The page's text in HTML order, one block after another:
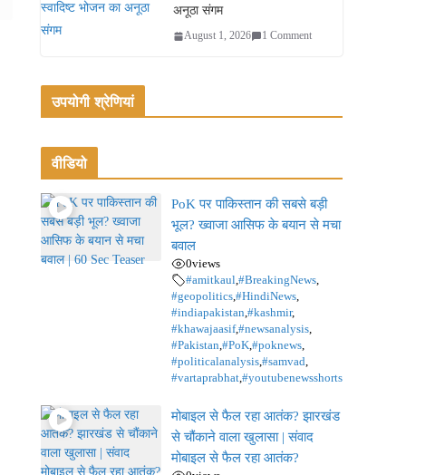
अनूठा संगम
August 1, 2026 1 Comment
उपयोगी श्रेणियां
वीडियो
PoK पर पाकिस्तान की सबसे बड़ी
भूल? ख्वाजा आसिफ के बयान से मचा
बवाल
0views
#amitkaul,#BreakingNews,
#geopolitics,#HindiNews,
#indiapakistan,#kashmir,
#khawajaasif,#newsanalysis,
#Pakistan,#PoK,#poknews,
#politicalanalysis,#samvad,
#vartaprabhat,#youtubenewsshorts
मोबाइल से फैल रहा आतंक? झारखंड
से चौंकाने वाला खुलासा | संवाद
मोबाइल से फैल रहा आतंक?